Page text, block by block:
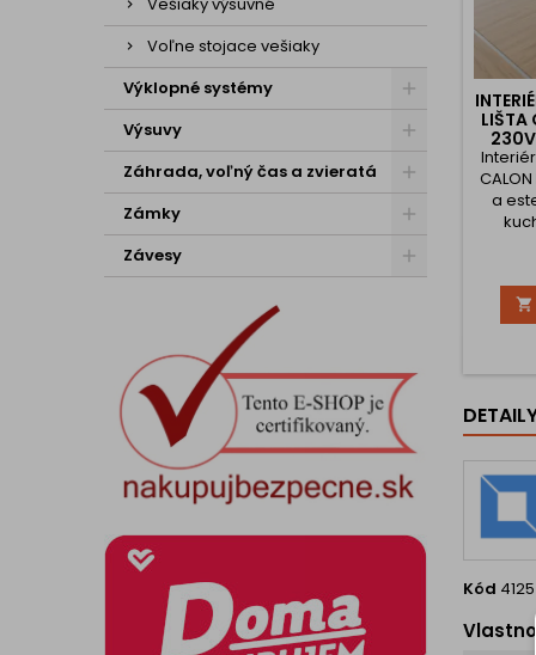
Voľne stojace vešiaky
Výklopné systémy
Výsuvy
Záhrada, voľný čas a zvieratá
Zámky
Závesy
LIŠTA
a

Kód 4125